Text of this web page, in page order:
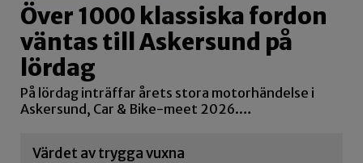
Över 1000 klassiska fordon
väntas till Askersund på
lördag
På lördag inträffar årets stora motorhändelse i
Askersund, Car & Bike-meet 2026.…
Värdet av trygga vuxna